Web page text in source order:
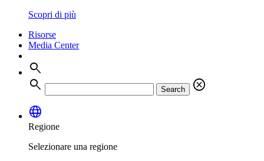
Scopri di più
Risorse
Media Center
search
search
Search
cancel
language
Regione
Selezionare una regione